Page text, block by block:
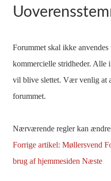
Forummet skal ikke
kommercielle stridheder.
vil blive slettet. Vær venlig at
forummet.
Nærværende regler kan
Forrige artikel: Møllersvend
brug af hjemmesiden Næste